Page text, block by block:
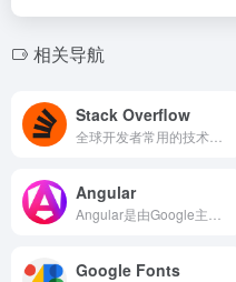
相关导航
Stack Overflow
Angular
Google Fonts